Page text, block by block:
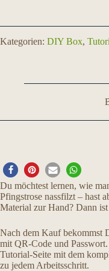
Download
Zugang
Menge
Kategorien: DIY Box,
Du möchtest lernen, wie
Pfingstrose nassfilzt – hast
Material zur Hand? Dann
Nach dem Kauf bekommst
mit QR-Code und
Tutorial-Seite mit dem
zu jedem Arbeitsschritt.